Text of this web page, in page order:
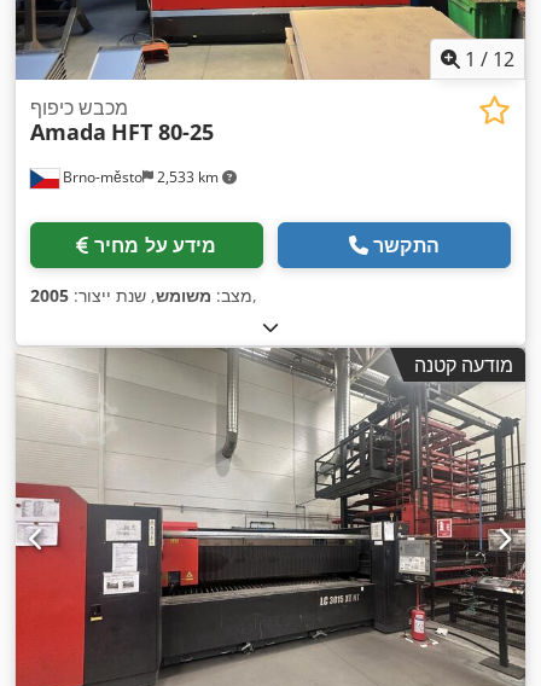
1 / 12
Brno-město 2,533 km
מכבש כיפוף
Amada HFT 80-25
מידע על מחיר התקשר
מצב: משומש, שנת ייצור: 2005 ,
מודעה קטנה